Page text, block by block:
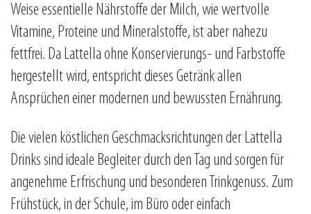
Weise essentielle Nährstoffe der Milch, wie wertvolle
Vitamine, Proteine und Mineralstoffe, ist aber nahezu
fettfrei. Da Lattella ohne Konservierungs- und Farbstoffe
hergestellt wird, entspricht dieses Getränk allen
Ansprüchen einer modernen und bewussten Ernährung.
Die vielen köstlichen Geschmacksrichtungen der Lattella
Drinks sind ideale Begleiter durch den Tag und sorgen für
angenehme Erfrischung und besonderen Trinkgenuss. Zum
Frühstück, in der Schule, im Büro oder einfach